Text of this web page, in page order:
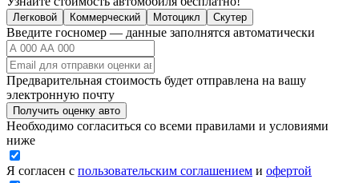
Легковой Коммерческий Мотоцикл Скутер
Введите госномер — данные заполнятся автоматически
Предварительная стоимость будет отправлена на вашу
электронную почту
Получить оценку авто
Необходимо согласиться со всеми правилами и условиями
ниже
Я согласен с пользовательским соглашением и офертой